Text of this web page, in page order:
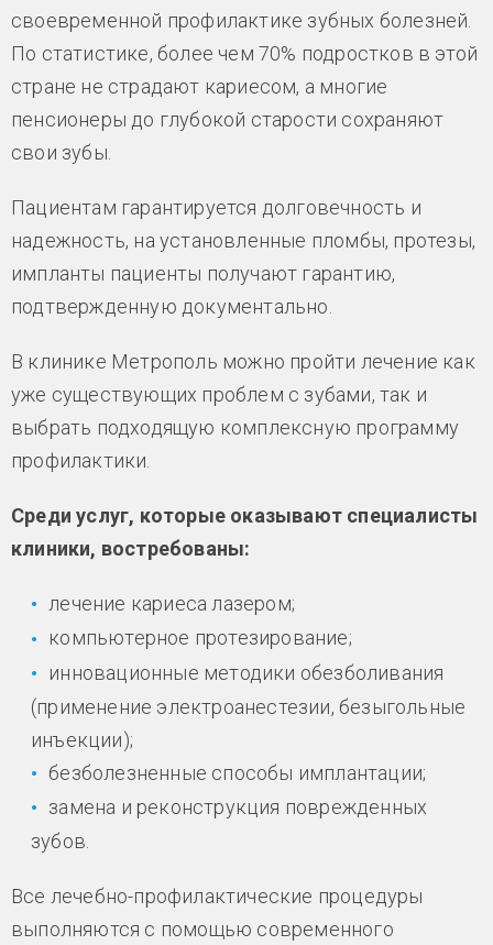
своевременной профилактике зубных болезней.
По статистике, более чем 70% подростков в этой
стране не страдают кариесом, а многие
пенсионеры до глубокой старости сохраняют
свои зубы.
Пациентам гарантируется долговечность и
надежность, на установленные пломбы, протезы,
импланты пациенты получают гарантию,
подтвержденную документально.
В клинике Метрополь можно пройти лечение как
уже существующих проблем с зубами, так и
выбрать подходящую комплексную программу
профилактики.
Среди услуг, которые оказывают специалисты
клиники, востребованы:
лечение кариеса лазером;
компьютерное протезирование;
инновационные методики обезболивания
(применение электроанестезии, безыгольные
инъекции);
безболезненные способы имплантации;
замена и реконструкция поврежденных
зубов.
Все лечебно-профилактические процедуры
выполняются с помощью современного